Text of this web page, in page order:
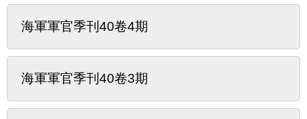
海軍軍官季刊40卷4期
海軍軍官季刊40卷3期